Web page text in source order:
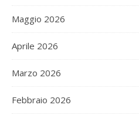
Maggio 2026
Aprile 2026
Marzo 2026
Febbraio 2026